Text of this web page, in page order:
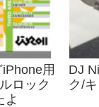
用
ロック
よ
DJ
ク/